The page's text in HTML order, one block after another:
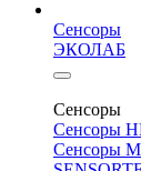
Сенсоры
ЭКОЛАБ
Сенсоры
Сенсоры
Сенсоры